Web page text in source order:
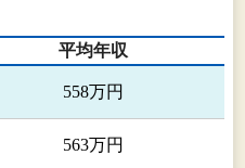
ンオー UK マニュファ
ド、また、ドイツにおけ
トモーティブ GmbH他
平均年収
558万円
563万円